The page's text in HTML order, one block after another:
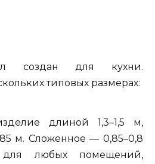
создан для кухни.
типовых размерах:
длиной 1,3–1,5 м,
м. Сложенное — 0,85–0,8
любых помещений,